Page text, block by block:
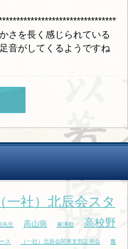
さを長く感じられている
音がしてくるようですね
（一社）北辰会スタ
先生 高山病 麻沸散
高校野
ス （一社）北辰会関東支部定例会 魔